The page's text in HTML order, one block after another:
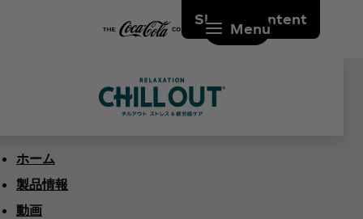
Skip to content
Menu
ホーム
製品情報
動画